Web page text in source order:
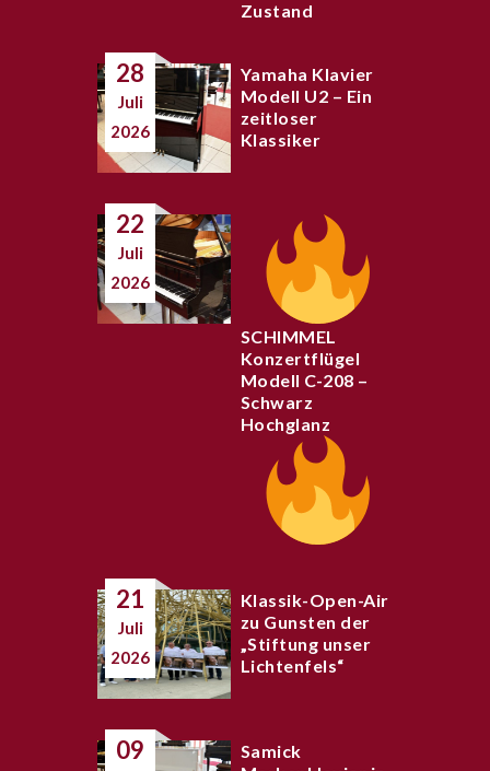
Zustand
28
Juli
2026
Yamaha Klavier
Modell U2 – Ein
zeitloser
Klassiker
22
Juli
2026
SCHIMMEL
Konzertflügel
Modell C-208 –
Schwarz
Hochglanz
21
Juli
2026
Klassik-Open-Air
zu Gunsten der
„Stiftung unser
Lichtenfels“
09
Samick